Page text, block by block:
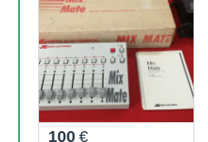
100 €